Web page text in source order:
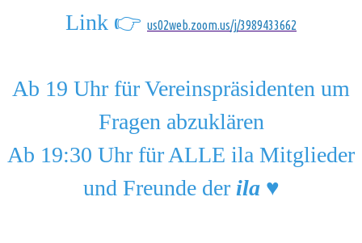
Link 👉 us02web.zoom.us/j/3989433662
Ab 19 Uhr für Vereinspräsidenten um
Fragen abzuklären
Ab 19:30 Uhr für ALLE ila Mitglieder
und Freunde der ila♥️